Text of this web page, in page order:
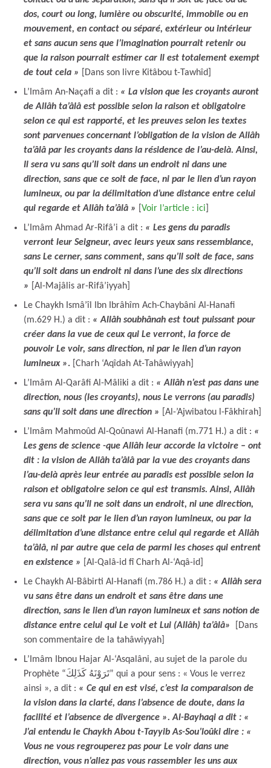
dos, court ou long, lumière ou obscurité, immobile ou en
mouvement, en contact ou séparé, extérieur ou intérieur
et sans aucun sens que l’imagination pourrait retenir ou
que la raison pourrait estimer car Il est totalement exempt
de tout cela »
[Dans son livre Kitâbou t-Tawhîd]
L’Imâm An-Naçafi a dit : « La vision que les croyants auront
de Allâh ta’âlâ est possible selon la raison et obligatoire
selon ce qui est rapporté, et les preuves selon les textes
sont parvenues concernant l’obligation de la vision de Allâh
ta’âlâ par les croyants dans la résidence de l’au-delà. Ainsi,
Il sera vu sans qu’Il soit dans un endroit ni dans une
direction, sans que ce soit de face, ni par le lien d’un rayon
lumineux, ou par la délimitation d’une distance entre celui
qui regarde et Allâh ta’âlâ »
Voir l’article : ici
L’Imâm Ahmad Ar-Rifâ’i a dit : « Les gens du paradis
verront leur Seigneur, avec leurs yeux sans ressemblance,
sans Le cerner, sans comment, sans qu’Il soit de face, sans
qu’Il soit dans un endroit ni dans l’une des six directions
»
[Al-Majâlis ar-Rifâ’iyyah]
Le Chaykh Ismâ’îl Ibn Ibrâhîm Ach-Chaybâni Al-Hanafi
(m.629 H.) a dit : « Allâh soubhânah est tout puissant pour
créer dans la vue de ceux qui Le verront, la force de
pouvoir Le voir, sans direction, ni par le lien d’un rayon
lumineux ». [Charh ‘Aqîdah At-Tahâwiyyah]
L’Imâm Al-Qarâfi Al-Mâliki a dit : « Allâh n’est pas dans une
direction, nous (les croyants), nous Le verrons (au paradis)
sans qu’Il soit dans une direction »
[Al-’Ajwibatou l-Fâkhirah]
L’Imâm Mahmoûd Al-Qoûnawi Al-Hanafi (m.771 H.) a dit : «
Les gens de science -que Allâh leur accorde la victoire – ont
dit : la vision de Allâh ta’âlâ par la vue des croyants dans
l’au-delà après leur entrée au paradis est possible selon la
raison et obligatoire selon ce qui est transmis. Ainsi, Allâh
sera vu sans qu’Il ne soit dans un endroit, ni une direction,
sans que ce soit par le lien d’un rayon lumineux, ou par la
délimitation d’une distance entre celui qui regarde et Allâh
ta’âlâ, ni par autre que cela de parmi les choses qui entrent
en existence »
[Al-Qalâ-id fî Charh Al-‘Aqâ-id]
Le Chaykh Al-Bâbirti Al-Hanafi (m.786 H.) a dit : « Allâh sera
vu sans être dans un endroit et sans être dans une
direction, sans le lien d’un rayon lumineux et sans notion de
distance entre celui qui Le voit et Lui (Allâh) ta’âlâ»
[Dans
son commentaire de la tahâwiyyah]
L’Imâm Ibnou Hajar Al-‘Asqalâni, au sujet de la parole du
Prophète “تَرَوْنَهُ كَذَلِكَ” qui a pour sens : « Vous le verrez
ainsi », a dit : « Ce qui en est visé, c’est la comparaison de
la vision dans la clarté, dans l’absence de doute, dans la
facilité et l’absence de divergence ». Al-Bayhaqi a dit : «
J’ai entendu le Chaykh Abou t-Tayyib As-Sou’loûki dire : «
Vous ne vous regrouperez pas pour Le voir dans une
direction, vous n’allez pas vous rassembler les uns aux